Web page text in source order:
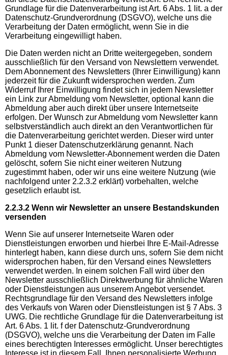
Grundlage für die Datenverarbeitung ist Art. 6 Abs. 1 lit. a der
Datenschutz-Grundverordnung (DSGVO), welche uns die
Verarbeitung der Daten ermöglicht, wenn Sie in die
Verarbeitung eingewilligt haben.
Die Daten werden nicht an Dritte weitergegeben, sondern
ausschließlich für den Versand von Newslettern verwendet.
Dem Abonnement des Newsletters (Ihrer Einwilligung) kann
jederzeit für die Zukunft widersprochen werden. Zum
Widerruf Ihrer Einwilligung findet sich in jedem Newsletter
ein Link zur Abmeldung vom Newsletter, optional kann die
Abmeldung aber auch direkt über unsere Internetseite
erfolgen. Der Wunsch zur Abmeldung vom Newsletter kann
selbstverständlich auch direkt an den Verantwortlichen für
die Datenverarbeitung gerichtet werden. Dieser wird unter
Punkt 1 dieser Datenschutzerklärung genannt. Nach
Abmeldung vom Newsletter-Abonnement werden die Daten
gelöscht, sofern Sie nicht einer weiteren Nutzung
zugestimmt haben, oder wir uns eine weitere Nutzung (wie
nachfolgend unter 2.2.3.2 erklärt) vorbehalten, welche
gesetzlich erlaubt ist.
2.2.3.2 Wenn wir Newsletter an unsere Bestandskunden
versenden
Wenn Sie auf unserer Internetseite Waren oder
Dienstleistungen erworben und hierbei Ihre E-Mail-Adresse
hinterlegt haben, kann diese durch uns, sofern Sie dem nicht
widersprochen haben, für den Versand eines Newsletters
verwendet werden. In einem solchen Fall wird über den
Newsletter ausschließlich Direktwerbung für ähnliche Waren
oder Dienstleistungen aus unserem Angebot versendet.
Rechtsgrundlage für den Versand des Newsletters infolge
des Verkaufs von Waren oder Dienstleistungen ist § 7 Abs. 3
UWG. Die rechtliche Grundlage für die Datenverarbeitung ist
Art. 6 Abs. 1 lit. f der Datenschutz-Grundverordnung
(DSGVO), welche uns die Verarbeitung der Daten im Falle
eines berechtigten Interesses ermöglicht. Unser berechtigtes
Interesse ist in diesem Fall, Ihnen personalisierte Werbung